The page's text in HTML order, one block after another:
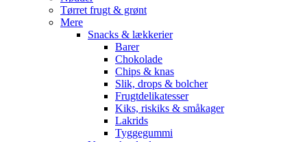
Tørret frugt & grønt
Mere
Snacks & lækkerier
Barer
Chokolade
Chips & knas
Slik, drops & bolcher
Frugtdelikatesser
Kiks, riskiks & småkager
Lakrids
Tyggegummi